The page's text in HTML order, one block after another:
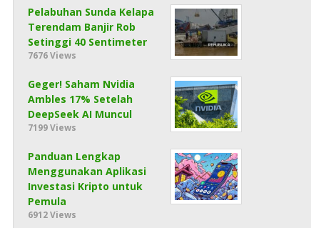
Pelabuhan Sunda Kelapa
Terendam Banjir Rob
Setinggi 40 Sentimeter
7676 Views
Geger! Saham Nvidia
Ambles 17% Setelah
DeepSeek AI Muncul
7199 Views
Panduan Lengkap
Menggunakan Aplikasi
Investasi Kripto untuk
Pemula
6912 Views